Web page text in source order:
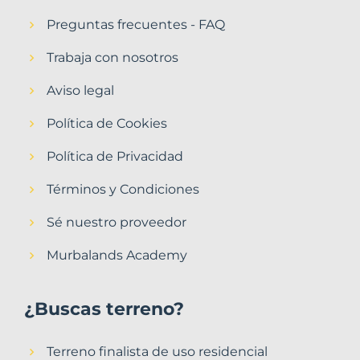
Preguntas frecuentes - FAQ
Trabaja con nosotros
Aviso legal
Política de Cookies
Política de Privacidad
Términos y Condiciones
Sé nuestro proveedor
Murbalands Academy
¿Buscas terreno?
Terreno finalista de uso residencial